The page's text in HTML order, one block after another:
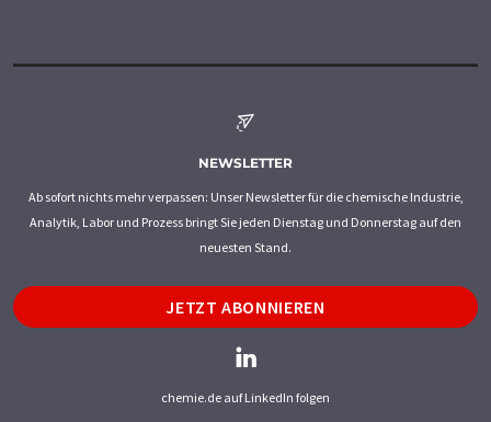
NEWSLETTER
Ab sofort nichts mehr verpassen: Unser Newsletter für die chemische Industrie,
Analytik, Labor und Prozess bringt Sie jeden Dienstag und Donnerstag auf den
neuesten Stand.
JETZT ABONNIEREN
chemie.de auf LinkedIn folgen